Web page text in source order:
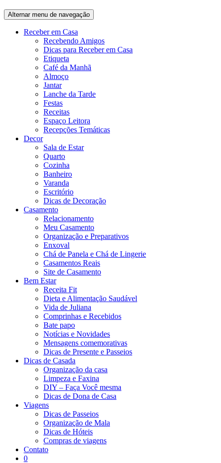
Alternar menu de navegação
Receber em Casa
Recebendo Amigos
Dicas para Receber em Casa
Etiqueta
Café da Manhã
Almoço
Jantar
Lanche da Tarde
Festas
Receitas
Espaço Leitora
Recepções Temáticas
Decor
Sala de Estar
Quarto
Cozinha
Banheiro
Varanda
Escritório
Dicas de Decoração
Casamento
Relacionamento
Meu Casamento
Organização e Preparativos
Enxoval
Chá de Panela e Chá de Lingerie
Casamentos Reais
Site de Casamento
Bem Estar
Receita Fit
Dieta e Alimentação Saudável
Vida de Juliana
Comprinhas e Recebidos
Bate papo
Notícias e Novidades
Mensagens comemorativas
Dicas de Presente e Passeios
Dicas de Casada
Organização da casa
Limpeza e Faxina
DIY – Faça Você mesma
Dicas de Dona de Casa
Viagens
Dicas de Passeios
Organização de Mala
Dicas de Hóteis
Compras de viagens
Contato
0